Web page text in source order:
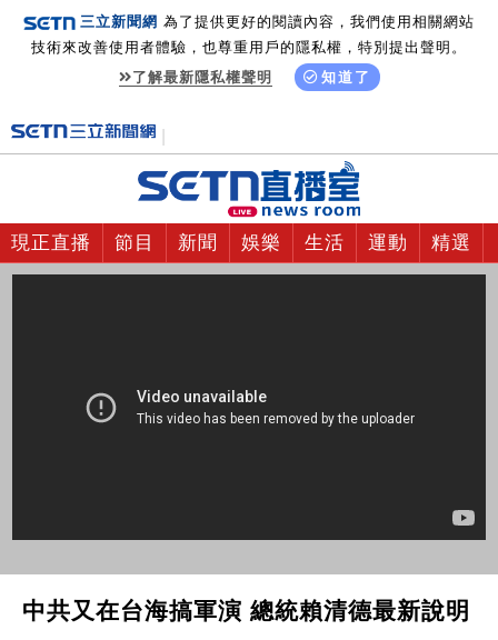
三立新聞網 為了提供更好的閱讀內容，我們使用相關網站
技術來改善使用者體驗，也尊重用戶的隱私權，特別提出聲明。
了解最新隱私權聲明
知道了
現正直播 節目 新聞 娛樂 生活 運動 精選
中共又在台海搞軍演 總統賴清德最新說明